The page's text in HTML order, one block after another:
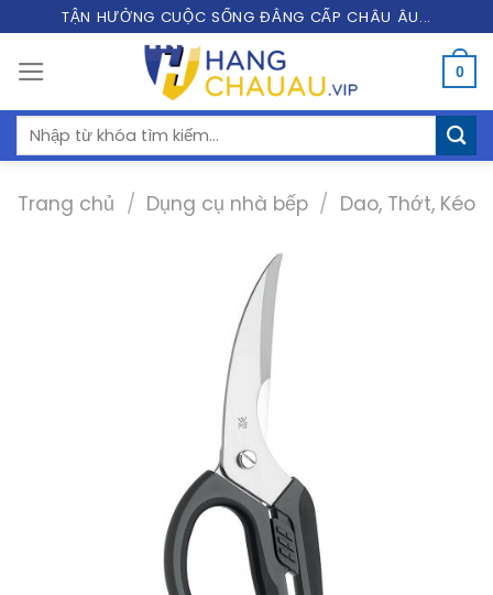
content
TẬN HƯỞNG CUỘC SỐNG ĐẲNG CẤP CHÂU ÂU...
0
Tìm
kiếm:
Trang chủ / Dụng cụ nhà bếp / Dao, Thớt, Kéo